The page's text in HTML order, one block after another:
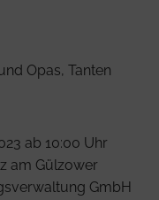
Opas, Tanten
ab 10:00 Uhr
am Gülzower
GmbH